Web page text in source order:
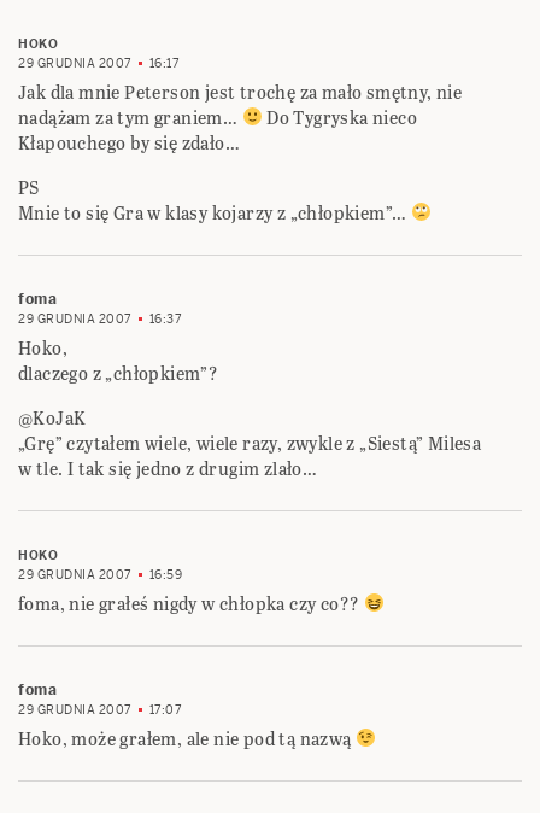
HOKO
29 GRUDNIA 2007
16:17
Jak dla mnie Peterson jest trochę za mało smętny, nie
nadążam za tym graniem…
Do Tygryska nieco
Kłapouchego by się zdało…
PS
Mnie to się Gra w klasy kojarzy z „chłopkiem”…
foma
29 GRUDNIA 2007 16:37
Hoko,
dlaczego z „chłopkiem”?
@KoJaK
„Grę” czytałem wiele, wiele razy, zwykle z „Siestą” Milesa
w tle. I tak się jedno z drugim zlało…
HOKO
29 GRUDNIA 2007
16:59
foma, nie grałeś nigdy w chłopka czy co??
foma
29 GRUDNIA 2007 17:07
Hoko, może grałem, ale nie pod tą nazwą